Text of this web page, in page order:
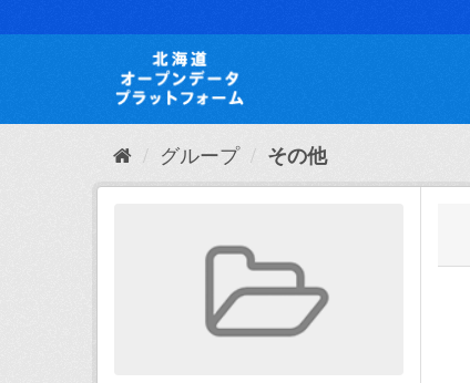
キ
て
グループ その他